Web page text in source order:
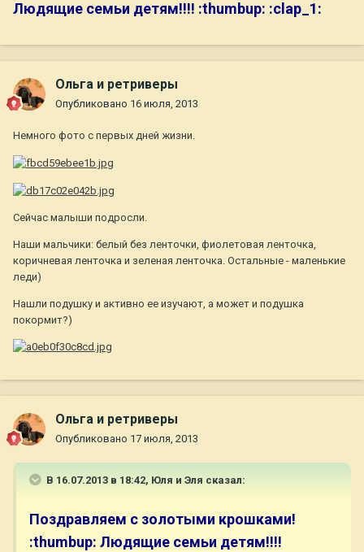
Людящие семьи детям!!!! :thumbup: :clap_1:
Ольга и ретриверы
Опубликовано 16 июля, 2013
Немного фото с первых дней жизни.
Сейчас малыши подросли.
Наши мальчики: белый без ленточки, фиолетовая ленточка,
коричневая ленточка и зеленая ленточка. Остальные - маленькие
леди)
Нашли подушку и активно ее изучают, а может и подушка
покормит?)
Ольга и ретриверы
Опубликовано 17 июля, 2013
В 16.07.2013 в 18:42, Юля и Эля сказал:
Поздравляем с золотыми крошками!
:thumbup: Людящие семьи детям!!!!